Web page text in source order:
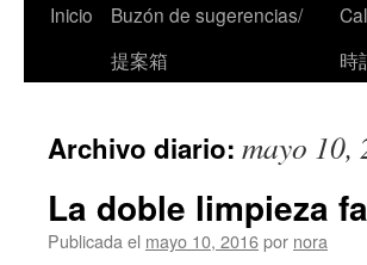
Inicio
Buzón de sugerencias/
提案箱
時
Archivo diario: mayo 10,
La doble limpieza
Publicada el mayo 10, 2016por nora